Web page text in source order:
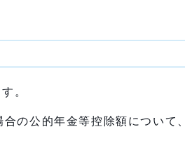
。
の公的年金等控除額について